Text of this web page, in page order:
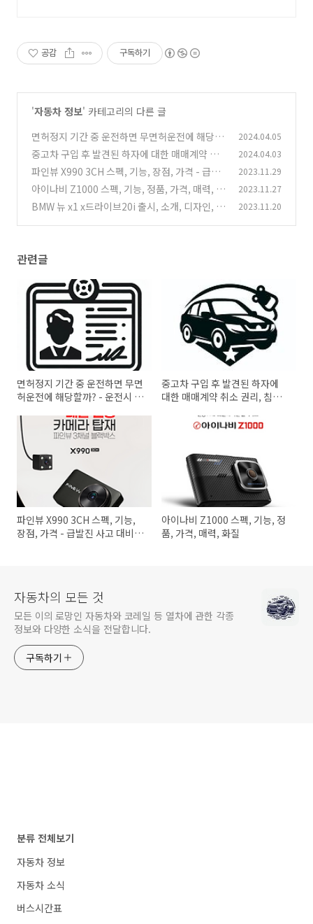
공감 구독하기
'자동차 정보' 카테고리의 다른 글
면허정지 기간 중 운전하면 무면허운전에 해당할
까? - 운전시 처벌 수위는
(0)
2024.04.05
중고차 구입 후 발견된 하자에 대한 매매계약 취
소 권리, 침수차량
(0)
2024.04.03
파인뷰 X990 3CH 스펙, 기능, 장점, 가격 - 급발
진 사고 대비 블랙박스
(1)
2023.11.29
아이나비 Z1000 스펙, 기능, 정품, 가격, 매력, 화
질 (0)
2023.11.27
BMW 뉴 x1 x드라이브20i 출시, 소개, 디자인, 가
2023.11.20
관련글
면허정지 기간 중 운전하면 무면
허운전에 해당할까? - 운전시 처
중고차 구입 후 발견된 하자에
대한 매매계약 취소 권리, 침수
파인뷰 X990 3CH 스펙, 기능,
장점, 가격 - 급발진 사고 대비
아이나비 Z1000 스펙, 기능, 정
품, 가격, 매력, 화질
자동차의 모든 것
모든 이의 로망인 자동차와 코레일 등 열차에 관한 각종
정보와 다양한 소식을 전달합니다.
구독하기
분류 전체보기
자동차 정보
자동차 소식
버스시간표